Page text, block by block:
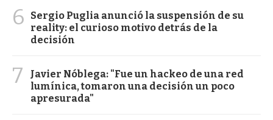
6
Sergio Puglia anunció la suspensión de su
reality: el curioso motivo detrás de la
decisión
7
Javier Nóblega: "Fue un hackeo de una red
lumínica, tomaron una decisión un poco
apresurada"